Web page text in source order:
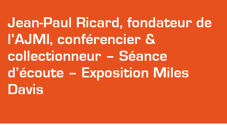
Jean-Paul Ricard, fondateur de
l’AJMI, conférencier &
collectionneur – Séance
d’écoute – Exposition Miles
Davis